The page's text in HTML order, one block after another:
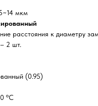
мкм
расстояния к диаметру
– 2 шт.
(0.95)
ºC